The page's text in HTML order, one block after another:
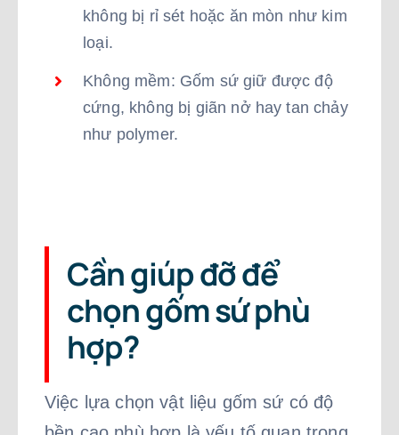
không bị rỉ sét hoặc ăn mòn như kim
loại.
Không mềm: Gốm sứ giữ được độ
cứng, không bị giãn nở hay tan chảy
như polymer.
Cần giúp đỡ để
chọn gốm sứ phù
hợp?
Việc lựa chọn vật liệu gốm sứ có độ